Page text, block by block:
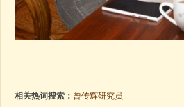
相关热词搜索： 曾传辉研究员